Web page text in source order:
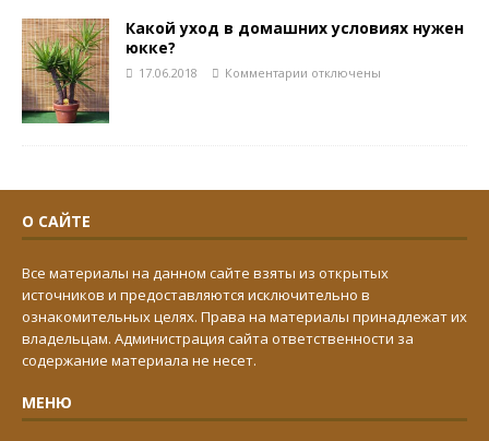
Какой уход в домашних условиях нужен
юкке?
17.06.2018 Комментарии отключены
О САЙТЕ
Все материалы на данном сайте взяты из открытых
источников и предоставляются исключительно в
ознакомительных целях. Права на материалы принадлежат их
владельцам. Администрация сайта ответственности за
содержание материала не несет.
МЕНЮ